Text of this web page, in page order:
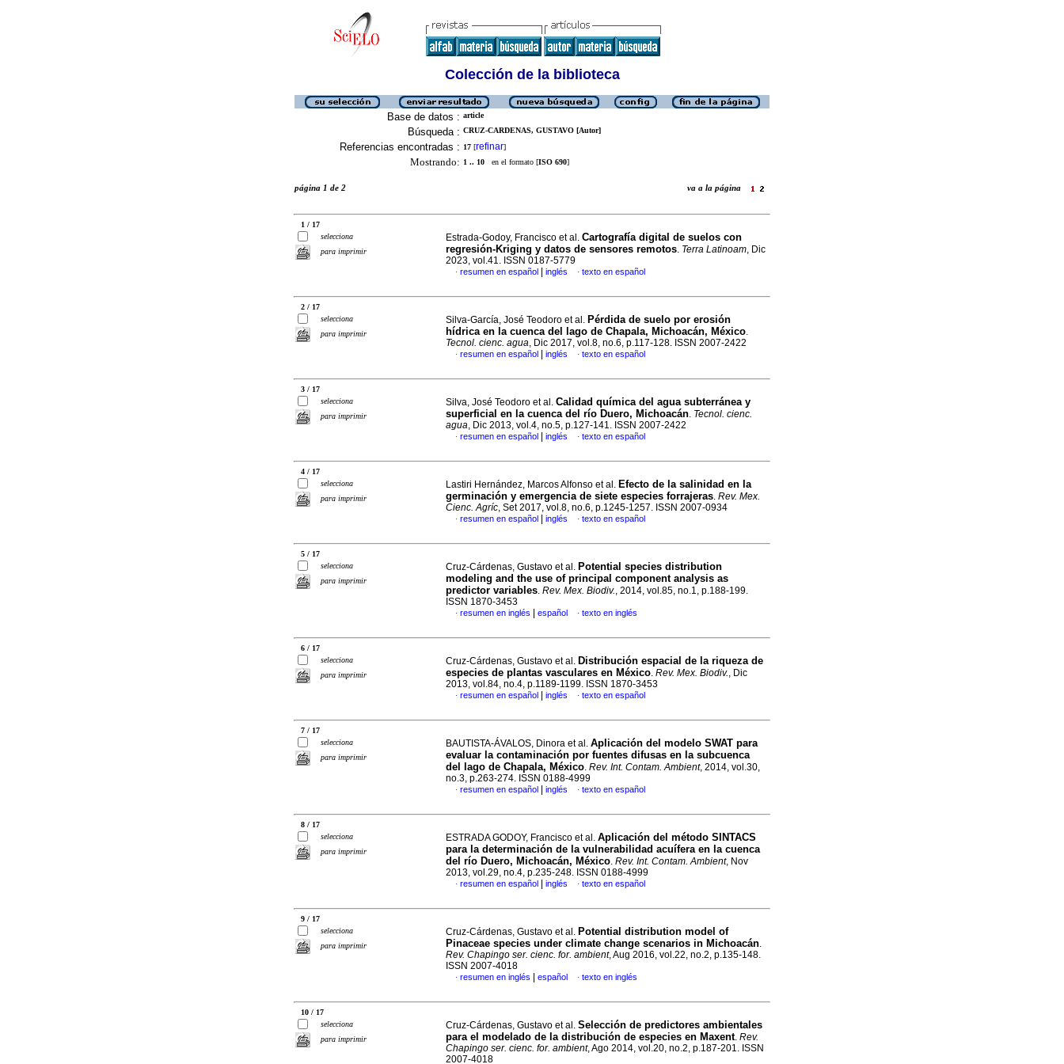
Colección de la biblioteca
Base de datos : article
Búsqueda : CRUZ-CARDENAS, GUSTAVO [Autor]
Referencias encontradas : 17 [refinar]
Mostrando: 1 .. 10 en el formato [ISO 690]
página 1 de 2 va a la página
1 / 17
selecciona
para imprimir
Estrada-Godoy, Francisco et al. Cartografía digital de suelos con
regresión-Kriging y datos de sensores remotos. Terra Latinoam, Dic
2023, vol.41. ISSN 0187-5779
· resumen en español inglés · texto en español
2 / 17
selecciona
para imprimir
Silva-García, José Teodoro et al. Pérdida de suelo por erosión
hídrica en la cuenca del lago de Chapala, Michoacán, México.
Tecnol. cienc. agua, Dic 2017, vol.8, no.6, p.117-128. ISSN 2007-2422
· resumen en español inglés · texto en español
3 / 17
selecciona
para imprimir
Silva, José Teodoro et al. Calidad química del agua subterránea y
superficial en la cuenca del río Duero, Michoacán. Tecnol. cienc.
agua, Dic 2013, vol.4, no.5, p.127-141. ISSN 2007-2422
· resumen en español inglés · texto en español
4 / 17
selecciona
para imprimir
Lastiri Hernández, Marcos Alfonso et al. Efecto de la salinidad en la
germinación y emergencia de siete especies forrajeras. Rev. Mex.
Cienc. Agríc, Set 2017, vol.8, no.6, p.1245-1257. ISSN 2007-0934
· resumen en español inglés · texto en español
5 / 17
selecciona
para imprimir
Cruz-Cárdenas, Gustavo et al. Potential species distribution
modeling and the use of principal component analysis as
predictor variables. Rev. Mex. Biodiv., 2014, vol.85, no.1, p.188-199.
ISSN 1870-3453
· resumen en inglés español · texto en inglés
6 / 17
selecciona
para imprimir
Cruz-Cárdenas, Gustavo et al. Distribución espacial de la riqueza de
especies de plantas vasculares en México. Rev. Mex. Biodiv., Dic
2013, vol.84, no.4, p.1189-1199. ISSN 1870-3453
· resumen en español inglés · texto en español
7 / 17
selecciona
para imprimir
BAUTISTA-ÁVALOS, Dinora et al. Aplicación del modelo SWAT para
evaluar la contaminación por fuentes difusas en la subcuenca
del lago de Chapala, México. Rev. Int. Contam. Ambient, 2014, vol.30,
no.3, p.263-274. ISSN 0188-4999
· resumen en español inglés · texto en español
8 / 17
selecciona
para imprimir
ESTRADA GODOY, Francisco et al. Aplicación del método SINTACS
para la determinación de la vulnerabilidad acuífera en la cuenca
del río Duero, Michoacán, México. Rev. Int. Contam. Ambient, Nov
2013, vol.29, no.4, p.235-248. ISSN 0188-4999
· resumen en español inglés · texto en español
9 / 17
selecciona
para imprimir
Cruz-Cárdenas, Gustavo et al. Potential distribution model of
Pinaceae species under climate change scenarios in Michoacán.
Rev. Chapingo ser. cienc. for. ambient, Aug 2016, vol.22, no.2, p.135-148.
ISSN 2007-4018
· resumen en inglés español · texto en inglés
10 / 17
selecciona
para imprimir
Cruz-Cárdenas, Gustavo et al. Selección de predictores ambientales
para el modelado de la distribución de especies en Maxent. Rev.
Chapingo ser. cienc. for. ambient, Ago 2014, vol.20, no.2, p.187-201. ISSN
2007-4018